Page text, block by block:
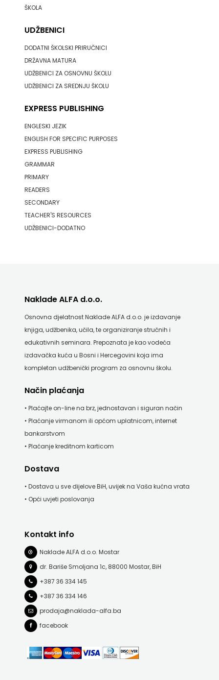
ŠKOLA
UDŽBENICI
DODATNI ŠKOLSKI PRIRUČNICI
DRŽAVNA MATURA
UDŽBENICI ZA OSNOVNU ŠKOLU
UDŽBENICI ZA SREDNJU ŠKOLU
EXPRESS PUBLISHING
ENGLESKI JEZIK
ENGLISH FOR SPECIFIC PURPOSES
EXPRESS PUBLISHING
GRAMMAR
PRIMARY
READERS
SECONDARY
TEACHER'S RESOURCES
UDŽBENICI-DODATNO
Naklade ALFA d.o.o.
Osnovna djelatnost Naklade ALFA d.o.o. je izdavanje
knjiga, udžbenika, učila, te organiziranje stručnih i
edukativnih seminara. Prepoznata je kao vodeća
izdavačka kuća u Bosni i Hercegovini koja ima
kompletan udžbenički program za osnovnu školu.
Način plaćanja
• Plaćajte on-line na brz, jednostavan i siguran način
• Plaćanje virmanom ili općom uplatnicom, internet
bankarstvom
• Plaćanje kreditnom karticom
Dostava
• Dostava u sve dijelove BiH, uvijek na Vaša kućna vrata
• Opći uvjeti poslovanja
Kontakt info
Naklade ALFA d.o.o. Mostar
dr. Bariše Smoljana 1c, 88000 Mostar, BiH
+387 36 334 145
+387 36 334 146
prodaja@naklada-alfa.ba
facebook